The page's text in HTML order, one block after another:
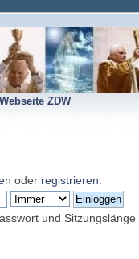
Webseite ZDW
oder registrieren
und Sitzungslänge